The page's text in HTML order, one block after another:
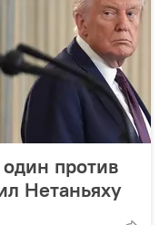
против
Нетаньяху